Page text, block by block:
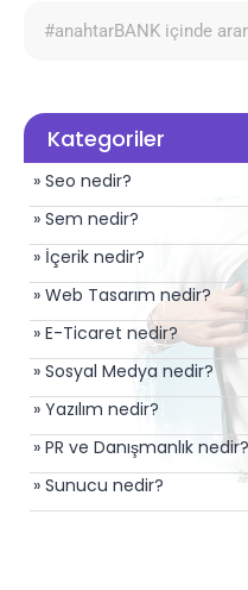
Kategoriler
» Seo nedir?
» Sem nedir?
» İçerik nedir?
» Web Tasarım nedir?
» E-Ticaret nedir?
» Sosyal Medya nedir?
» Yazılım nedir?
» PR ve Danışmanlık nedir?
» Sunucu nedir?